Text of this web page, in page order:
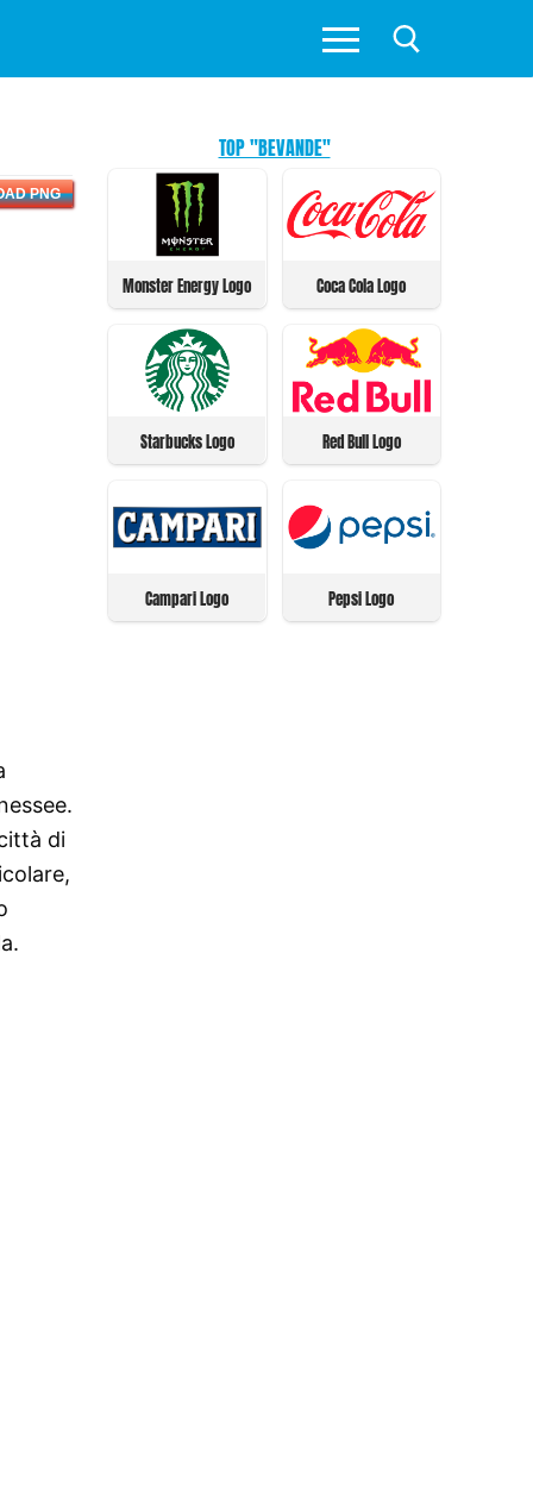
PNG
di
TOP "BEVANDE"
Monster Energy Logo Coca Cola Logo
Starbucks Logo Red Bull Logo
Campari Logo Pepsi Logo